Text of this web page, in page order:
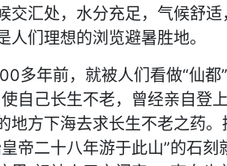
交汇处，水分充足，气候舒适
们理想的浏览避暑胜地。
多年前，就被人们看做“仙都
自己长生不老，曾经亲自登
地方下海去求长生不老之药
帝二十八年游于此山”的石刻